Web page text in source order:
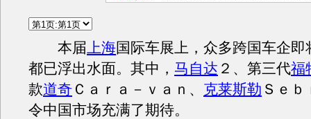
本届上海国际车展上，众多跨国车企即
都已浮出水面。其中， 马自达 ２、第三代福
款道奇 Ｃａｒａ－ｖａｎ、 克莱斯勒 Ｓｅ
令中国市场充满了期待。